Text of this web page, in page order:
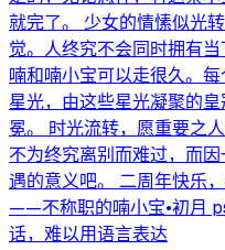
就完了。 少女的情愫似光
觉。人终究不会同时拥有
喃和喃小宝可以走很久。
星光，由这些星光凝聚的
冕。 时光流转，愿重要之
不为终究离别而难过，而
遇的意义吧。 二周年快乐
——不称职的喃小宝•初月
话，难以用语言表达